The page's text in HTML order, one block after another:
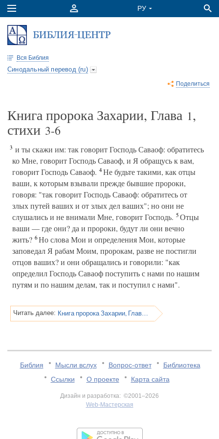
Вся Библия
Синодальный перевод (ru)
Поделиться
Книга пророка Захарии, Глава 1,
стихи 3-6
3 и ты скажи им: так говорит Господь Саваоф: обратитесь
ко Мне, говорит Господь Саваоф, и Я обращусь к вам,
говорит Господь Саваоф. 4Не будьте такими, как отцы
ваши, к которым взывали прежде бывшие пророки,
говоря: "так говорит Господь Саваоф: обратитесь от
злых путей ваших и от злых дел ваших"; но они не
слушались и не внимали Мне, говорит Господь. 5Отцы
ваши — где они? да и пророки, будут ли они вечно
жить? 6Но слова Мои и определения Мои, которые
заповедал Я рабам Моим, пророкам, разве не постигли
отцов ваших? и они обращались и говорили: "как
определил Господь Саваоф поступить с нами по нашим
путям и по нашим делам, так и поступил с нами".
Читать далее: Книга пророка Захарии, Глава 1
Библия Мысли вслух Вопрос-ответ
Библиотека
Ссылки
О проекте Карта сайта
Дизайн и разработка: ©2001–2026
Web-Мастерская